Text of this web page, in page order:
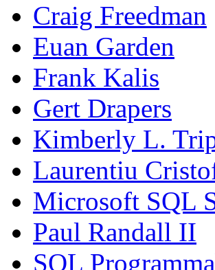
Craig Freedman
Euan Garden
Frank Kalis
Gert Drapers
Kimberly L.
Laurentiu
Microsoft SQL
Paul Randall II
SQL